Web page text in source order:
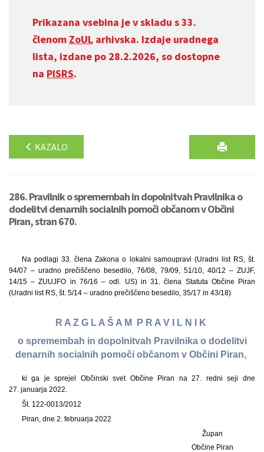
Prikazana vsebina je v skladu s 33.
členom ZoUL arhivska. Izdaje uradnega
lista, izdane po 28.2.2026, so dostopne
na PISRS.
KAZALO
286. Pravilnik o spremembah in dopolnitvah Pravilnika o
dodelitvi denarnih socialnih pomoči občanom v Občini
Piran, stran 670.
Na podlagi 33. člena Zakona o lokalni samoupravi (Uradni list RS, št.
94/07 – uradno prečiščeno besedilo, 76/08, 79/09, 51/10, 40/12 – ZUJF,
14/15 – ZUUJFO in 76/16 – odl. US) in 31. člena Statuta Občine Piran
(Uradni list RS, št. 5/14 – uradno prečiščeno besedilo, 35/17 in 43/18)
R A Z G L A Š A M P R A V I L N I K
o spremembah in dopolnitvah Pravilnika o dodelitvi
denarnih socialnih pomoči občanom v Občini Piran,
ki ga je sprejel Občinski svet Občine Piran na 27. redni seji dne
27. januarja 2022.
Št. 122-0013/2012
Piran, dne 2. februarja 2022
Župan
Občine Piran